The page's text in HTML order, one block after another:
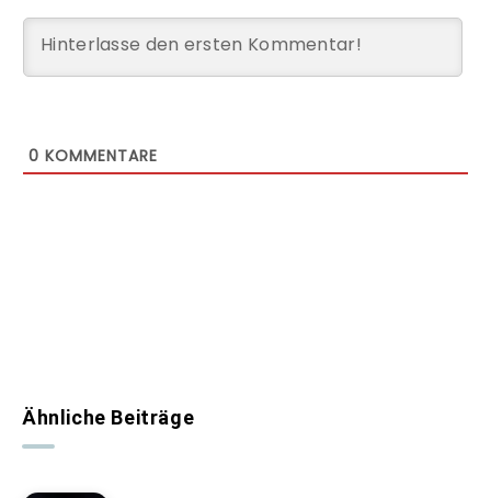
0 KOMMENTARE
Ähnliche Beiträge